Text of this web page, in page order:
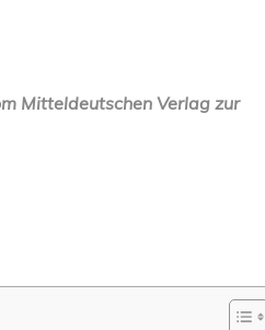
Mitteldeutschen Verlag zur